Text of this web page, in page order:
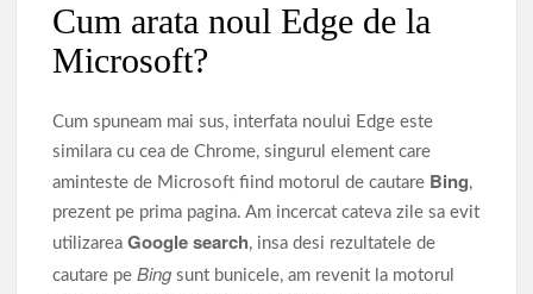
Cum arata noul Edge de la
Microsoft?
Cum spuneam mai sus, interfata noului Edge este
similara cu cea de Chrome, singurul element care
aminteste de Microsoft fiind motorul de cautare Bing,
prezent pe prima pagina. Am incercat cateva zile sa evit
utilizareaGoogle search, insa desi rezultatele de
cautare peBing sunt bunicele, am revenit la motorul